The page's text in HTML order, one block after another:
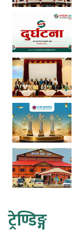
ट्रेण्डिङ्ग